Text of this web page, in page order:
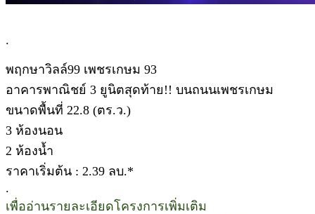
.
พฤกษาวิลล์99 เพชรเกษม 93
อาคารพาณิชย์ 3 ยูนิตสุดท้าย!! บนถนนเพชรเกษม
ขนาดพื้นที่ 22.8 (ตร.ว.)
3 ห้องนอน
2 ห้องน้ำ
ราคาเริ่มต้น : 2.39 ลบ.*
.
เพื่ออ่านรายละเอียดโครงการเพิ่มเติม